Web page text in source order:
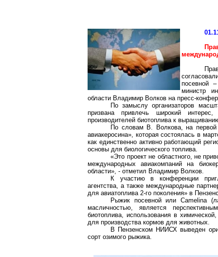
посевной
министр
области Владимир Волков на пресс-
По замыслу организаторов
призвана привлечь широкий
производителей биотоплива к
По словам В. Волкова, на первой
авиакеросина», которая состоялась в
как единственно активно работающий
основы для биологического топлива.
«Это проект не областного, не
международных авиакомпаний на
области», - отметил Владимир Волков.
К участию в конференции
агентства, а также международные
для авиатоплива 2-го поколения» в
Рыжик посевной или Camelina
масличностью, является
биотоплива, использования в
для производства кормов для животных.
В Пензенском НИИСХ выведен
сорт озимого рыжика.